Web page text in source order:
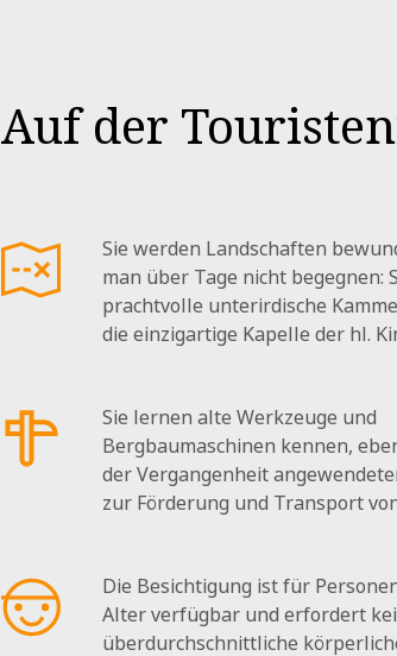
Auf der
Sie werden Landschaften
man über Tage nicht begegnen:
prachtvolle unterirdische
die einzigartige Kapelle der hl.
Sie lernen alte Werkzeuge und
Bergbaumaschinen kennen,
der Vergangenheit
zur Förderung und Transport
Die Besichtigung ist für
Alter verfügbar und erfordert
überdurchschnittliche